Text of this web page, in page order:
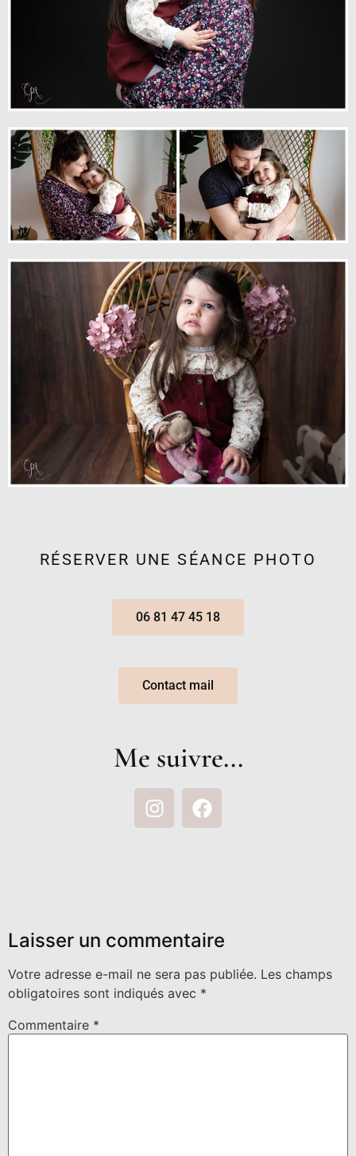
RÉSERVER UNE SÉANCE PHOTO
06 81 47 45 18
Contact mail
Me suivre...
Laisser un commentaire
Votre adresse e-mail ne sera pas publiée. Les champs
obligatoires sont indiqués avec *
Commentaire *